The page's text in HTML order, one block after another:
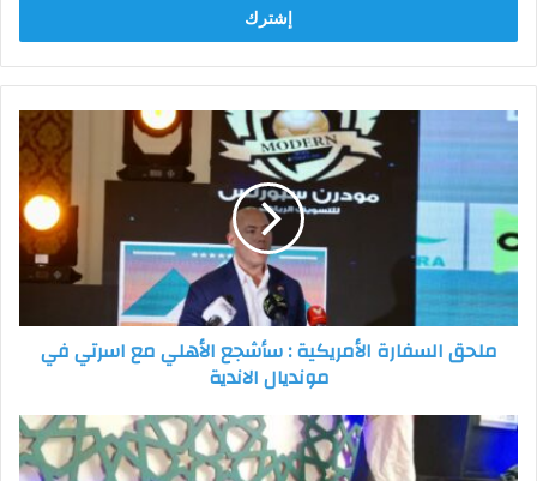
ملحق
السفارة
سأشجع
الأهلي
مع
اسرتي
في
مونديال
ملحق السفارة الأمريكية : سأشجع الأهلي مع اسرتي في
مونديال الاندية
خبير
استثمار
بشيد